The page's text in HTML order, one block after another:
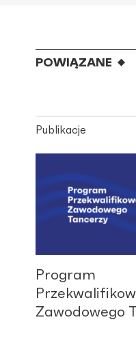
POWIĄZANE
Publikacje
Program
Zawodowego